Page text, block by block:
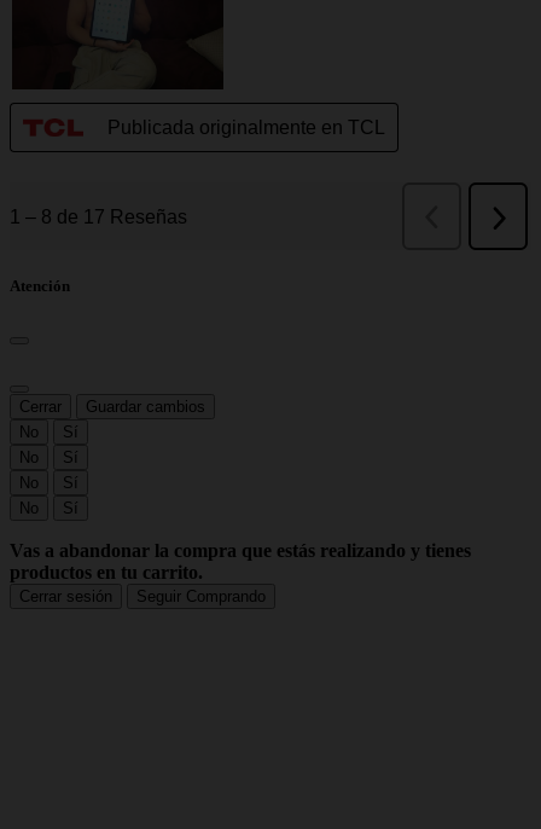
Atención
Cerrar
Guardar cambios
No
Sí
No
Sí
No
Sí
No
Sí
Vas a abandonar la compra que estás realizando y tienes
productos en tu carrito.
Cerrar sesión Seguir Comprando